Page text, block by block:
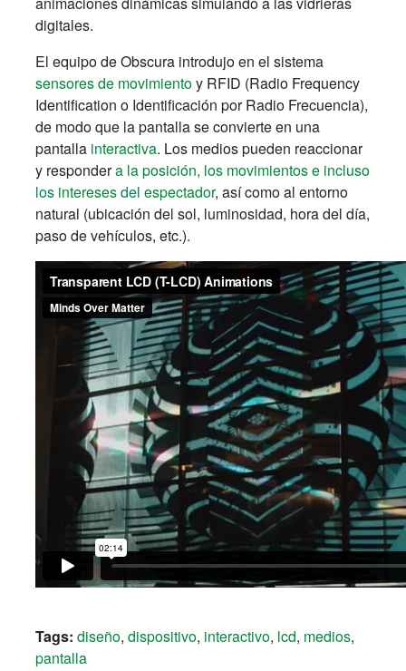
digitales.
El equipo de Obscura introdujo en el sistema
sensores de movimientoy RFID (Radio Frequency
Identification o Identificación por Radio Frecuencia),
de modo que la pantalla se convierte en una
pantalla interactiva. Los medios pueden reaccionar
y respondera la posición, los movimientos e incluso
los intereses del espectador, así como al entorno
natural (ubicación del sol, luminosidad, hora del día,
paso de vehículos, etc.).
Tags: diseño, dispositivo, interactivo, lcd, medios,
pantalla